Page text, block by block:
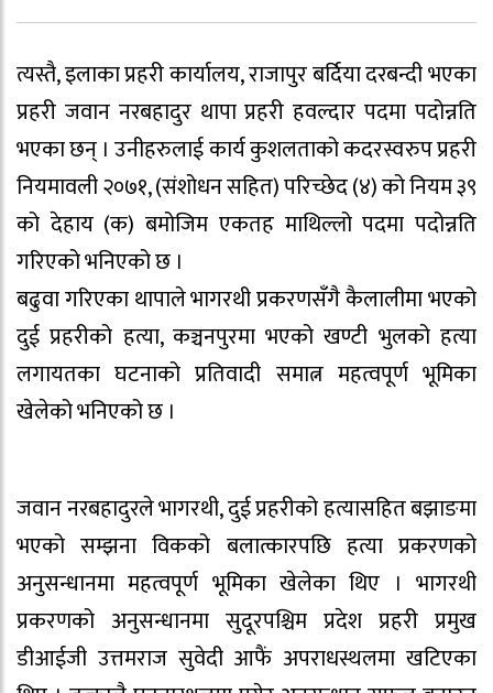
त्यस्तै, इलाका प्रहरी कार्यालय, राजापुर बर्दिया दरबन्दी भएका
प्रहरी जवान नरबहादुर थापा प्रहरी हवल्दार पदमा पदोन्नति
भएका छन् । उनीहरुलाई कार्य कुशलताको कदरस्वरुप प्रहरी
नियमावली २०७१, (संशोधन सहित) परिच्छेद (४) को नियम ३९
को देहाय (क) बमोजिम एकतह माथिल्लो पदमा पदोन्नति
गरिएको भनिएको छ ।
बढुवा गरिएका थापाले भागरथी प्रकरणसँगै कैलालीमा भएको
दुई प्रहरीको हत्या, कञ्चनपुरमा भएको खण्टी भुलको हत्या
लगायतका घटनाको प्रतिवादी समात्न महत्वपूर्ण भूमिका
खेलेको भनिएको छ ।
जवान नरबहादुरले भागरथी, दुई प्रहरीको हत्यासहित बझाङमा
भएको सम्झना विकको बलात्कारपछि हत्या प्रकरणको
अनुसन्धानमा महत्वपूर्ण भूमिका खेलेका थिए । भागरथी
प्रकरणको अनुसन्धानमा सुदूरपश्चिम प्रदेश प्रहरी प्रमुख
डीआईजी उत्तमराज सुवेदी आफैं अपराधस्थलमा खटिएका